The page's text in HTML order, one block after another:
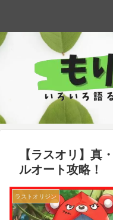
【ラスオリ】真
ルオート攻略！
ラストオリジン